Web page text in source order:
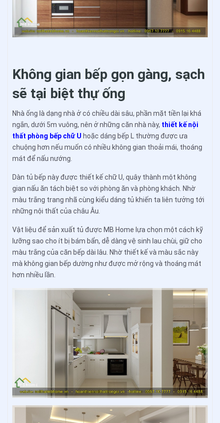
Không gian bếp gọn gàng, sạch
sẽ tại biệt thự ống
Nhà ống là dạng nhà ở có chiều dài sâu, phần mặt tiền lại khá
ngắn, dưới 5m vuông, nên ở những căn nhà này, thiết kế nội
thất phòng bếp chữ U hoặc dáng bếp L thường được ưa
chuộng hơn nếu muốn có nhiều không gian thoải mái, thoáng
mát để nấu nướng.
Dàn tủ bếp này được thiết kế chữ U, quây thành một không
gian nấu ăn tách biệt so với phòng ăn và phòng khách. Nhờ
màu trắng trang nhã cùng kiểu dáng tủ khiến ta liên tưởng tới
những nội thất của châu Âu.
Vật liệu để sản xuất tủ được MB Home lựa chọn một cách kỹ
lưỡng sao cho ít bị bám bẩn, dễ dàng vệ sinh lau chùi, giữ cho
màu trắng của căn bếp dài lâu. Nhờ thiết kế và màu sắc này
mà không gian bếp dường như được mở rộng và thoáng mát
hơn nhiều lần.